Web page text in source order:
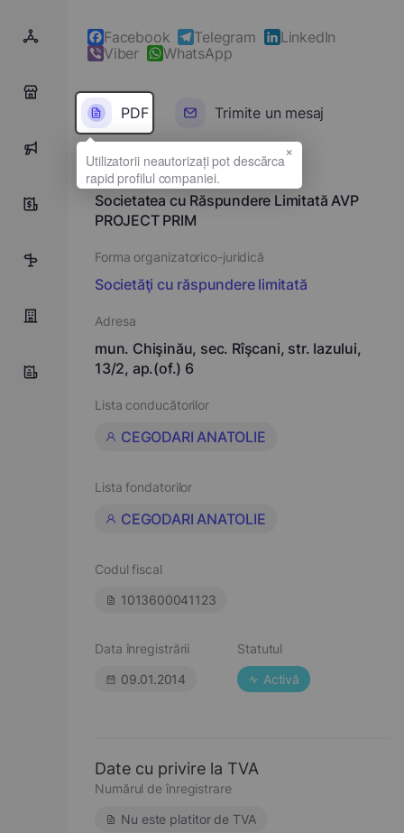
8
9
Facebook Telegram
LinkedIn
Viber
WhatsApp
PDF Trimite un mesaj
Denumirea completă
Societatea cu Răspundere Limitată AVP
PROJECT PRIM
Forma organizatorico-juridică
Societăţi cu răspundere limitată
Adresa
mun. Chişinău, sec. Rîşcani, str. Iazului,
13/2, ap.(of.) 6
Lista conducătorilor
CEGODARI ANATOLIE
Lista fondatorilor
CEGODARI ANATOLIE
Codul fiscal
1013600041123
Data înregistrării
09.01.2014
Statutul
Activă
Date cu privire la TVA
Numărul de înregistrare
Nu este platitor de TVA
×